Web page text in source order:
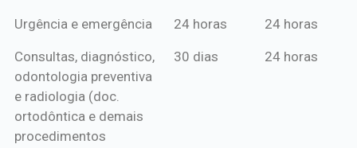
*Procedimentos Amil
*Pagamento
mensal*
*Pagamento
de crédito
Urgência e emergência 24 horas 24 horas
Consultas, diagnóstico,
odontologia preventiva
e radiologia (doc.
ortodôntica e demais
procedimentos
30 dias 24 horas